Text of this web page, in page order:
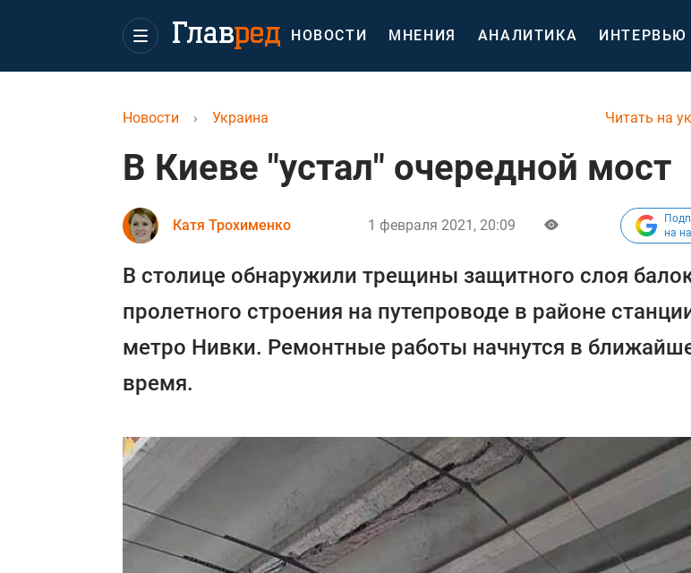
НОВОСТИ МНЕНИЯ АНАЛИТИКА ИНТЕРВЬЮ
Читать на
Новости › Украина
В Киеве "устал" очередной мост
Катя Трохименко 1 февраля 2021, 20:09
на
В столице обнаружили трещины защитного слоя
пролетного строения на путепроводе в районе
метро Нивки. Ремонтные работы начнутся в
время.